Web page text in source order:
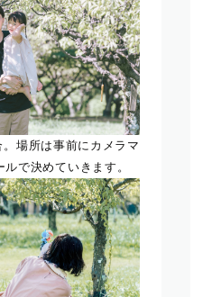
場所は事前にカメラマ
で決めていきます。